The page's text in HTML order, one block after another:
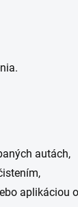
autách,
aplikáciou